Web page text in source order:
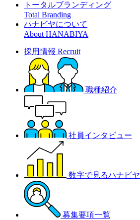
トータルブランディング
Total Branding
ハナビヤについて
About HANABIYA
採用情報 Recruit
職種紹介
社員インタビュー
数字で見るハナビヤ
募集要項一覧